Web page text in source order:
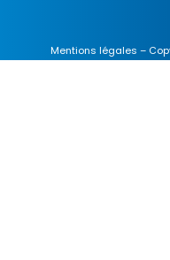
Mentions légales –